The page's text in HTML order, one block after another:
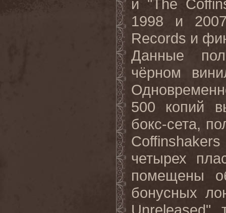
и "The
1998 и
Records и
Данные
чёрном
500 копий
бокс-сета,
четырех
помещены
бонусных